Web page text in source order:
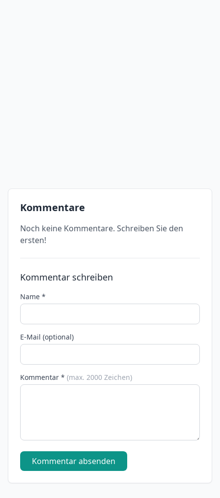
Kommentare
Noch keine Kommentare. Schreiben Sie den
ersten!
Kommentar schreiben
Name *
E-Mail (optional)
Kommentar * (max. 2000 Zeichen)
Kommentar absenden